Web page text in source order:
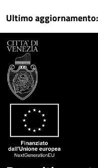
Ultimo aggiornamento: